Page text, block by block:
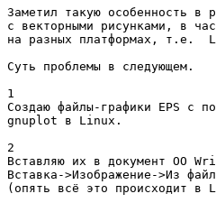
Заметил такую особенность в
с векторными рисунками, в
на разных платформах, т.е.
Суть проблемы в следующем.
1
Создаю файлы-графики EPS с
gnuplot в Linux.
2
Вставляю их в документ ОО
Вставка->Изображение->Из
(опять всё это происходит в